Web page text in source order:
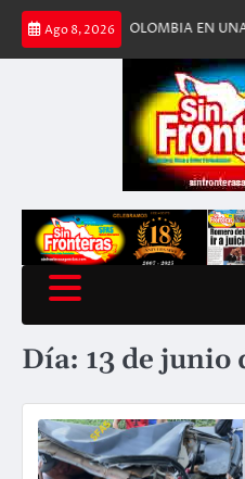
Saltar
contenido
Ago 8, 2026
DE COLOMBIA EN UNA
Día: 13 de junio